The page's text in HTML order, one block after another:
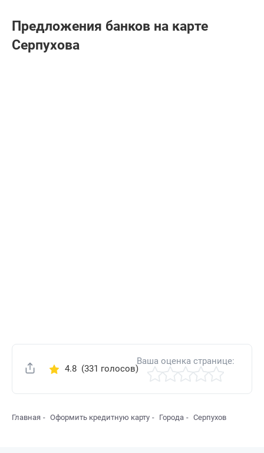
Предложения банков на карте
Серпухова
Поделиться
4.8(331 голосов)
Ваша оценка странице:
Главная Оформить кредитную карту Города Серпухов